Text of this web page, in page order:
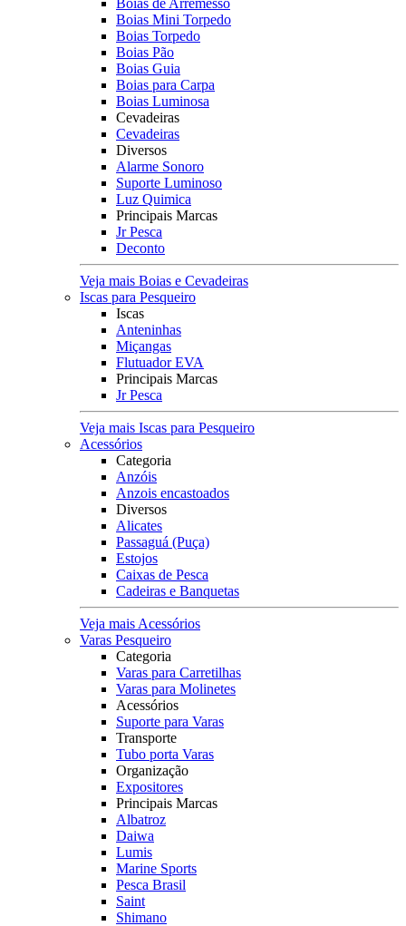
Boias de Arremesso
Boias Mini Torpedo
Boias Torpedo
Boias Pão
Boias Guia
Boias para Carpa
Boias Luminosa
Cevadeiras
Cevadeiras
Diversos
Alarme Sonoro
Suporte Luminoso
Luz Quimica
Principais Marcas
Jr Pesca
Deconto
Veja mais Boias e Cevadeiras
Iscas para Pesqueiro
Iscas
Anteninhas
Miçangas
Flutuador EVA
Principais Marcas
Jr Pesca
Veja mais Iscas para Pesqueiro
Acessórios
Categoria
Anzóis
Anzois encastoados
Diversos
Alicates
Passaguá (Puça)
Estojos
Caixas de Pesca
Cadeiras e Banquetas
Veja mais Acessórios
Varas Pesqueiro
Categoria
Varas para Carretilhas
Varas para Molinetes
Acessórios
Suporte para Varas
Transporte
Tubo porta Varas
Organização
Expositores
Principais Marcas
Albatroz
Daiwa
Lumis
Marine Sports
Pesca Brasil
Saint
Shimano